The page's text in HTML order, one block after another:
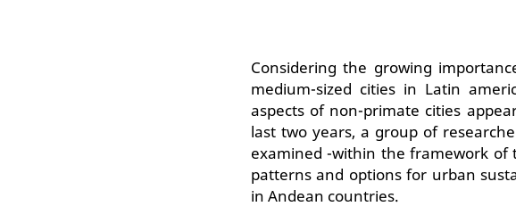
Considering the growing
medium-sized cities in Latin
aspects of non-primate cities
last two years, a group of
examined -within the framework of
patterns and options for urban
in Andean countries.